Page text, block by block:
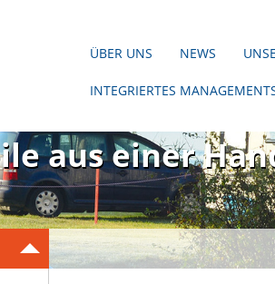
ÜBER UNS NEWS
INTEGRIERTES
Anhänger
aus einer